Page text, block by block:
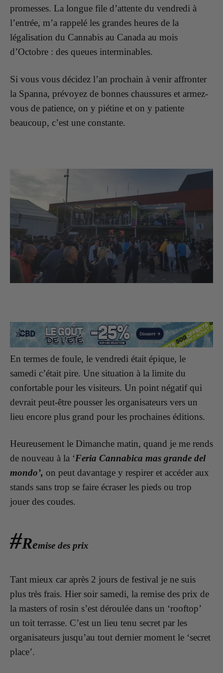
promesses. La longue file d’attente du vendredi à
l’entrée, m’a rappelé les grandes heures de la
légalisation du Cannabis au Canada au mois
d’Octobre : des queues interminables.
Si vous vous décidez l’an prochain à venir affronter
la Spanna, prévoyez de bonnes chaussures et armez-
vous de patience, on y piétine et on y patiente
beaucoup, c’est une constante.
En termes de foule, le vendredi était épique, le
samedi c’était pire. Une situation à la limite du
confortable pour les visiteurs. Un point négatif qui
devrait peut-être pousser les organisateurs vers un
lieu encore plus grand pour les prochaines éditions.
Heureusement le Dimanche matin, quand je me rends
de nouveau à la ‘Feria Cannabica mas grande del
mondo’, on peut davantage y respirer et accéder aux
stands sans trop se faire écraser les pieds ou trop
jouer des coudes.
#Remise des prix
Tant mieux car après 2 jours de festival je ne suis
plus très frais. Hier soir samedi, la remise des prix de
la masters of rosin s’est déroulée dans un ‘rooftop’
un toit terrasse. C’est un lieu tenu secret par les
organisateurs jusqu’au tout dernier moment le ‘secret
place’.